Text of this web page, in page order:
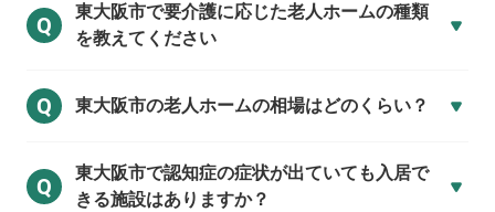
Q
東大阪市で要介護に応じた老人ホームの種類
を教えてください
Q 東大阪市の老人ホームの相場はどのくらい？
Q
東大阪市で認知症の症状が出ていても入居で
きる施設はありますか？